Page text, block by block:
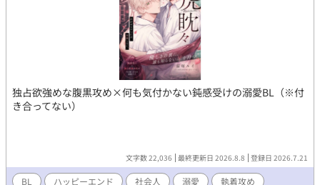
独占欲強めな腹黒攻め×何も気付かない鈍感受けの溺愛BL（※付
き合ってない）
文字数 22,036 最終更新日 2026.8.8 登録日 2026.7.21
BL ハッピーエンド 社会人 溺愛 執着攻め